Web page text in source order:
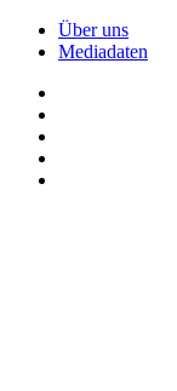
Über uns
Mediadaten